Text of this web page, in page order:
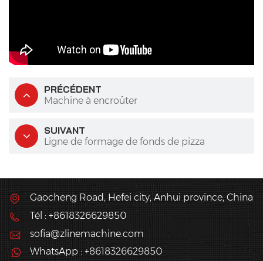
PRÉCÉDENT
Machine à encroûter
SUIVANT
Ligne de formage de fonds de pizza
Gaocheng Road, Hefei city, Anhui province, China
Tél : +8618326629850
sofia@zlinemachine.com
WhatsApp : +8618326629850